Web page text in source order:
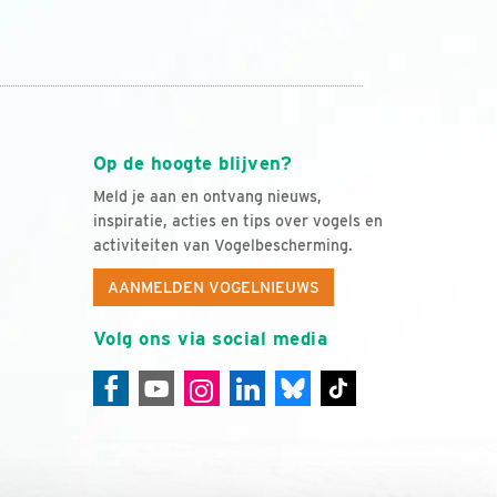
Op de hoogte blijven?
Meld je aan en ontvang nieuws,
inspiratie, acties en tips over vogels en
activiteiten van Vogelbescherming.
AANMELDEN VOGELNIEUWS
Volg ons via social media